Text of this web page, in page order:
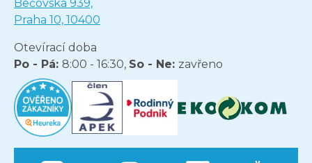
Bečovská 939,
Praha 10, 10400
Otevírací doba
Po - Pá: 8:00 - 16:30, So - Ne: zavřeno